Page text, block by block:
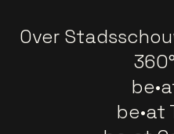
Over
be•at